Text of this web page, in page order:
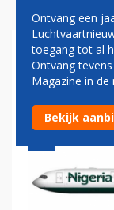
DOOR
Ontvang een
toegang tot al
Ontvang
Magazine in
Bekijk